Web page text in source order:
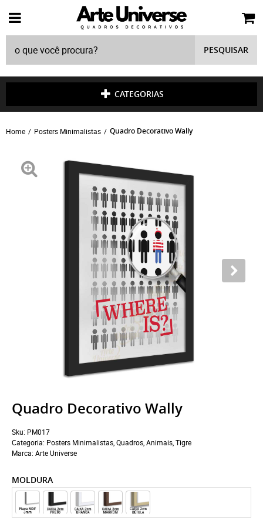
PESQUISAR
CATEGORIAS
Home Posters Minimalistas Quadro Decorativo Wally
Quadro Decorativo Wally
Sku: PM017
Categoria: Posters Minimalistas,Quadros,Animais,Tigre
Marca: Arte Universe
MOLDURA